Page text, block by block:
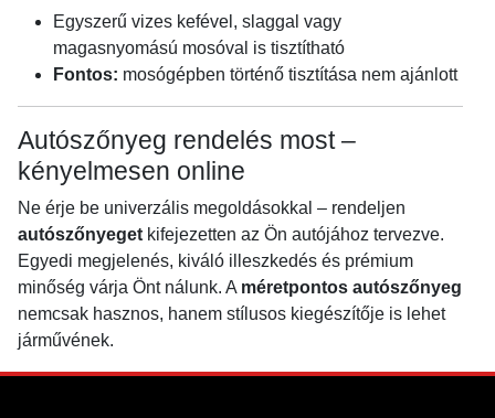
Egyszerű vizes kefével, slaggal vagy
magasnyomású mosóval is tisztítható
Fontos: mosógépben történő tisztítása nem ajánlott
Autószőnyeg rendelés most –
kényelmesen online
Ne érje be univerzális megoldásokkal – rendeljen
autószőnyeget kifejezetten az Ön autójához tervezve.
Egyedi megjelenés, kiváló illeszkedés és prémium
minőség várja Önt nálunk. A méretpontos autószőnyeg
nemcsak hasznos, hanem stílusos kiegészítője is lehet
járművének.